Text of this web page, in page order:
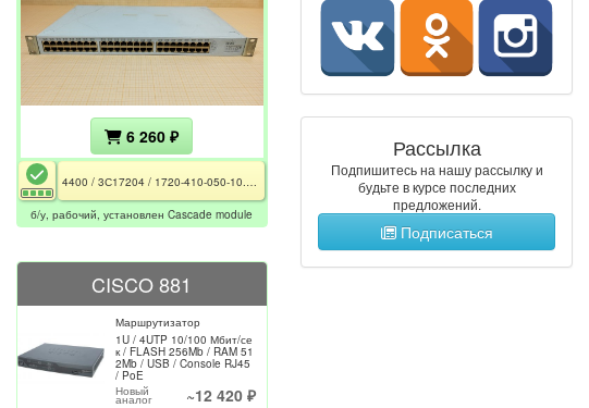
6 260 ₽
б/у, рабочий, установлен Cascade module
CISCO 881
Маршрутизатор
1U / 4UTP 10/100 Мбит/се
к / FLASH 256Mb / RAM 51
2Mb / USB / Console RJ45
/ PoE
Новый
аналог ~12 420 ₽
Рассылка
Подпишитесь на нашу рассылку и
будьте в курсе последних
предложений.
Подписаться